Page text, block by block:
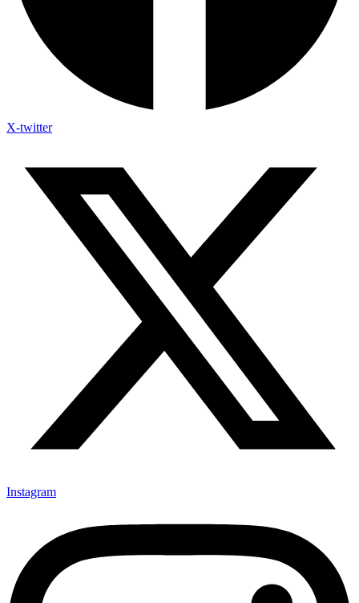
X-twitter
Instagram